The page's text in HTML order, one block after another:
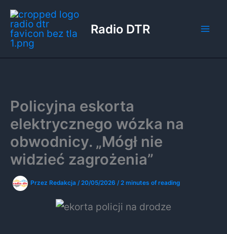
Przejdź
do
treści
Radio DTR
Policyjna eskorta
elektrycznego wózka na
obwodnicy. „Mógł nie
widzieć zagrożenia”
Przez Redakcja /20/05/2026 /2 minutes of reading